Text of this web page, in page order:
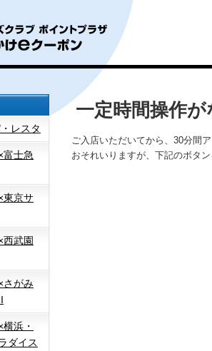
レスタ
富士急
東京サ
西武園
さがみ
浜・
ダイス
一定時間操作
ご入店いただいてから、30分間
おそれいりますが、下記のボタ